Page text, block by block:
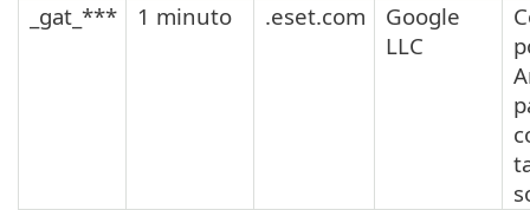
_gat_*** 1 minuto .eset.com
Google
LLC